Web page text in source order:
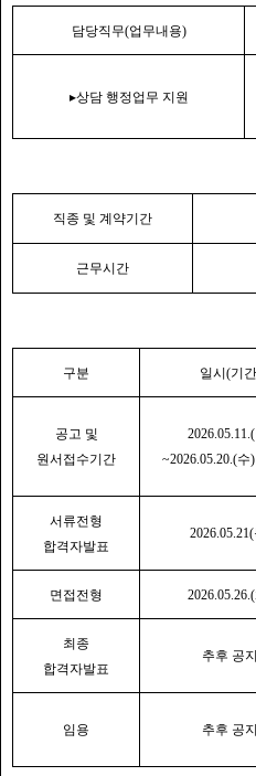
담당직무(업무내용)
▸상담 행정업무 지원
직종 및 계약기간
근무시간
구분 일시 (기간
공고 및
원서접수기간
2026.05.11.(
~2026.05.20.(수)
서류전형
합격자발표
2026.05.21(
면접전형 2026.05.26.(
최종
합격자발표
추후 공지
임용 추후 공지